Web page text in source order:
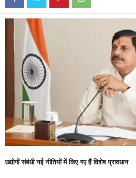
उद्योगों संबंधी नई नीतियों में किए गए हैं विशेष प्रावधान